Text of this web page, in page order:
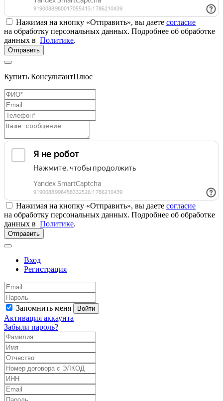
Нажимая на кнопку «Отправить», вы даете согласие
на обработку персональных данных. Подробнее об обработке
данных в Политике.
Отправить
Купить КонсультантПлюс
Нажимая на кнопку «Отправить», вы даете согласие
на обработку персональных данных. Подробнее об обработке
данных в Политике.
Отправить
Вход
Регистрация
Запомнить меня Войти
Активация аккаунта
Забыли пароль?